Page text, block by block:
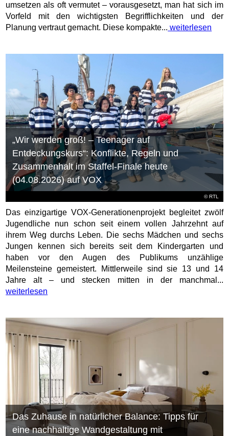
umsetzen als oft vermutet – vorausgesetzt, man hat sich im
Vorfeld mit den wichtigsten Begrifflichkeiten und der
Planung vertraut gemacht. Diese kompakte... weiterlesen
©RTL
„Wir werden groß! – Teenager auf
Entdeckungskurs“: Konflikte, Regeln und
Zusammenhalt im Staffel-Finale heute
(04.08.2026) auf VOX
Das einzigartige VOX-Generationenprojekt begleitet zwölf
Jugendliche nun schon seit einem vollen Jahrzehnt auf
ihrem Weg durchs Leben. Die sechs Mädchen und sechs
Jungen kennen sich bereits seit dem Kindergarten und
haben vor den Augen des Publikums unzählige
Meilensteine gemeistert. Mittlerweile sind sie 13 und 14
Jahre alt – und stecken mitten in der manchmal...
weiterlesen
Das Zuhause in natürlicher Balance: Tipps für
eine nachhaltige Wandgestaltung mit